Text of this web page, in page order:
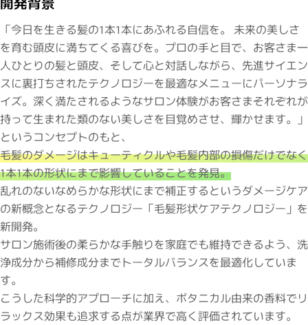
「今日を生きる髪の1本1本にあふれる自信を。 未来の美しさ
を育む頭皮に満ちてくる喜びを。プロの手と目で、お客さま一
人ひとりの髪と頭皮、そして心と対話しながら、先進サイエン
スに裏打ちされたテクノロジーを最適なメニューにパーソナラ
イズ。深く満たされるようなサロン体験がお客さまそれぞれが
持って生まれた類のない美しさを目覚めさせ、輝かせます。」
というコンセプトのもと、
毛髪のダメージはキューティクルや毛髪内部の損傷だけでなく
1本1本の形状にまで影響していることを発見。
乱れのないなめらかな形状にまで補正するというダメージケア
の新概念となるテクノロジー「毛髪形状ケアテクノロジー」を
新開発。
サロン施術後の柔らかな手触りを家庭でも維持できるよう、洗
浄成分から補修成分までトータルバランスを最適化していま
す。
こうした科学的アプローチに加え、ボタニカル由来の香料でリ
ラックス効果も追求する点が業界で高く評価されています。